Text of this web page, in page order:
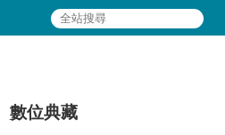
數位典藏